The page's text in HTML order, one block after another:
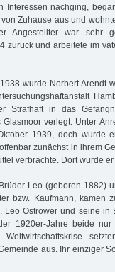
Interessen nachging,
Zuhause aus und
Angestellter war
zurück und arbeitete im
wurde Norbert Arendt
Strafhaft in das
Glasmoor verlegt. Unter
1939, doch wurde
zunächst in ihrem
verbrachte. Dort wurde
Leo (geboren 1882)
bzw. Kaufmann, kamen
Leo Ostrower und seine in
1920er-Jahre beide
Weltwirtschaftskrise
aus. Ihr einziger